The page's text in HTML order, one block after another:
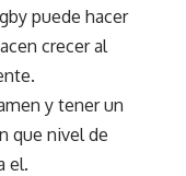
puede hacer
crecer al
y tener un
que nivel de
el.